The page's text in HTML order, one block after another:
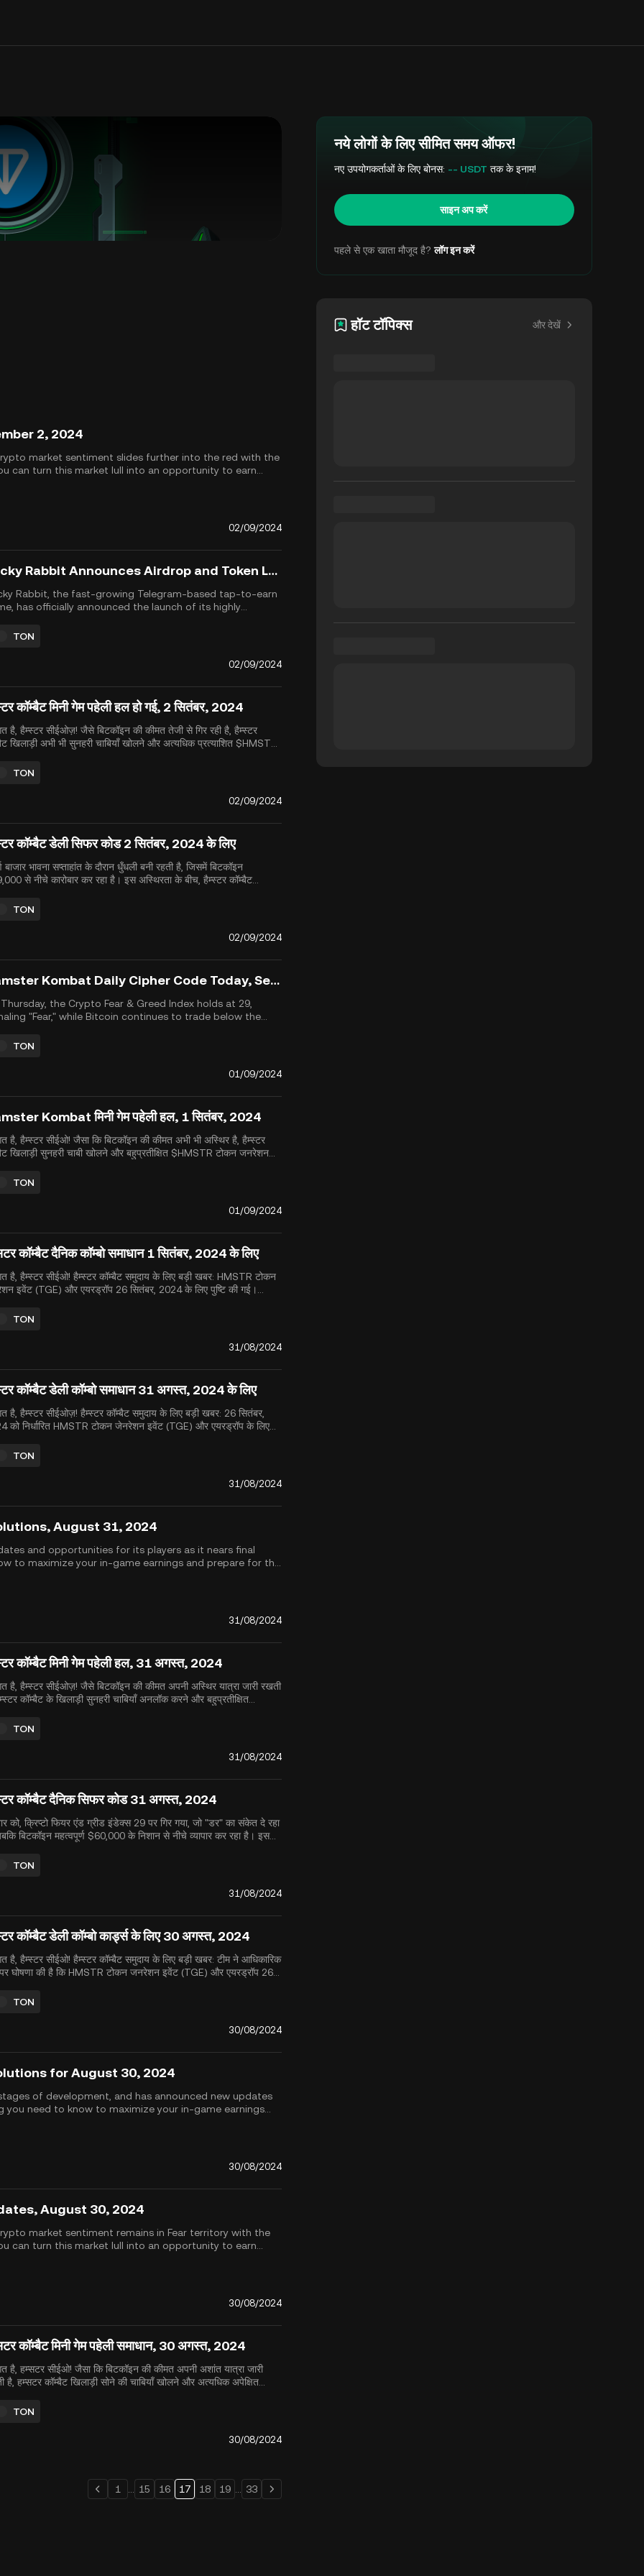
2, 2024
market sentiment slides further into the red with the
can turn this market lull into an opportunity to earn
02/09/2024
Rocky Rabbit Announces Airdrop and Token Launch on The Open Network (TON) for September 23
Rabbit, the fast-growing Telegram-based tap-to-earn
has officially announced the launch of its highly
for September 23, 2024. This launch will be
by a significant airdrop event for the
TON
02/09/2024
कॉम्बैट मिनी गेम पहेली हल हो गई, 2 सितंबर, 2024
है, हैम्स्टर सीईओज़! जैसे बिटकॉइन की कीमत तेजी से गिर रही है, हैम्स्टर
खिलाड़ी अभी भी सुनहरी चाबियाँ खोलने और अत्यधिक प्रत्याशित $HMSTR
जो 26 सितंबर 2024 के लिए निर्धारित है। यह...
TON
02/09/2024
कॉम्बैट डेली सिफर कोड 2 सितंबर, 2024 के लिए
बाजार भावना सप्ताहांत के दौरान धुँधली बनी रहती है, जिसमें बिटकॉइन
से नीचे कारोबार कर रहा है। इस अस्थिरता के बीच, हैम्स्टर कॉम्बैट
और एयरड्रॉप के आने से पहले अपने इन-गेम आय को अधिकतम करने पर ध्यान
...
TON
02/09/2024
Hamster Kombat Daily Cipher Code Today, September 1, 2024
the Crypto Fear & Greed Index holds at 29,
"Fear," while Bitcoin continues to trade below the
continue to grow their earnings and prepare for the
anticipated $HMSTR TGE and airdrop scheduled for
TON
01/09/2024
Kombat मिनी गेम पहेली हल, 1 सितंबर, 2024
है, हैम्स्टर सीईओ! जैसा कि बिटकॉइन की कीमत अभी भी अस्थिर है, हैम्स्टर
खिलाड़ी सुनहरी चाबी खोलने और बहुप्रतीक्षित $HMSTR टोकन जनरेशन
को होने वाला है। यह इवेंट, जो अपने मूल जुलाई क...
TON
01/09/2024
कॉम्बैट दैनिक कॉम्बो समाधान 1 सितंबर, 2024 के लिए
है, हैम्स्टर सीईओ! हैम्स्टर कॉम्बैट समुदाय के लिए बड़ी खबर: HMSTR टोकन
इवेंट (TGE) और एयरड्रॉप 26 सितंबर, 2024 के लिए पुष्टि की गई।
में भाग लेकर अपने इन-गेम रिवॉर्ड्स को अधिकतम करें। नीचे, आपको आज के
TON
31/08/2024
कॉम्बैट डेली कॉम्बो समाधान 31 अगस्त, 2024 के लिए
है, हैम्स्टर सीईओज़! हैम्स्टर कॉम्बैट समुदाय के लिए बड़ी खबर: 26 सितंबर,
को निर्धारित HMSTR टोकन जेनरेशन इवेंट (TGE) और एयरड्रॉप के लिए
आप डेली कॉम्बो चैलेंज और अन्य दैनिक कार्यों में भाग लेकर अपने इन-ग...
TON
31/08/2024
August 31, 2024
and opportunities for its players as it nears final
to maximize your in-game earnings and prepare for the
31/08/2024
कॉम्बैट मिनी गेम पहेली हल, 31 अगस्त, 2024
है, हैम्स्टर सीईओज़! जैसे बिटकॉइन की कीमत अपनी अस्थिर यात्रा जारी रखती
कॉम्बैट के खिलाड़ी सुनहरी चाबियाँ अनलॉक करने और बहुप्रतीक्षित
केंद्रित कर रहे हैं, जो 26 सितंबर, 2024 के लिए निर्धारित ...
TON
31/08/2024
कॉम्बैट दैनिक सिफर कोड 31 अगस्त, 2024
को, क्रिप्टो फियर एंड ग्रीड इंडेक्स 29 पर गिर गया, जो "डर" का संकेत दे रहा
बिटकॉइन महत्वपूर्ण $60,000 के निशान से नीचे व्यापार कर रहा है। इस
को निर्धारित अत्यधिक प्रत्याशित $HMSTR टोकन जनरेशन इवेंट औ...
TON
31/08/2024
कॉम्बैट डेली कॉम्बो कार्ड्स के लिए 30 अगस्त, 2024
है, हैम्स्टर सीईओ! हैम्स्टर कॉम्बैट समुदाय के लिए बड़ी खबर: टीम ने आधिकारिक
पर घोषणा की है कि HMSTR टोकन जनरेशन इवेंट (TGE) और एयरड्रॉप 26
आप डेली कॉम्बो चैलेंज और अन्य दैनिक कार्यों में भाग लेकर अपने इन-गेम...
TON
30/08/2024
for August 30, 2024
of development, and has announced new updates
you need to know to maximize your in-game earnings
30/08/2024
August 30, 2024
market sentiment remains in Fear territory with the
can turn this market lull into an opportunity to earn
30/08/2024
कॉम्बैट मिनी गेम पहेली समाधान, 30 अगस्त, 2024
है, हम्सटर सीईओ! जैसा कि बिटकॉइन की कीमत अपनी अशांत यात्रा जारी
है, हम्सटर कॉम्बैट खिलाड़ी सोने की चाबियाँ खोलने और अत्यधिक अपेक्षित
रहते हैं, जो 26 सितंबर, 2024 के लिए निर्धारित है। यह घटना,...
TON
30/08/2024
1 15 16 17 18 19 33
नये लोगों के लिए सीमित समय ऑफर!
नए उपयोगकर्ताओं के लिए बोनस: -- USDT तक के इनाम!
साइन अप करें
पहले से एक खाता मौजूद है? लॉग इन करें
हॉट टॉपिक्स और देखें